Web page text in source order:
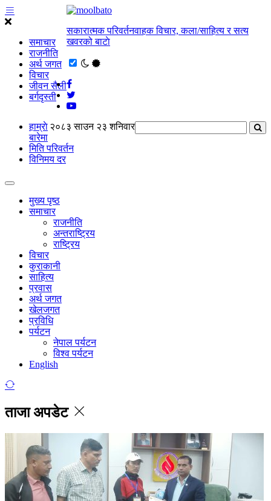
समाचार
राजनीति
अर्थ जगत
विचार
जीवन सैली
बर्गदृस्ती
सकारात्मक परिवर्तनवाहक विचार, कला/साहित्य र सत्य
खवरको बाटाे
२०८३ साउन २३ शनिवार
हाम्राे
बारेमा
मिति परिवर्तन
विनिमय दर
मुख्य पृष्ठ
समाचार
राजनीति
अन्तराष्ट्रिय
राष्ट्रिय
विचार
कुराकानी
साहित्य
प्रवास
अर्थ जगत
खेलजगत
प्रविधि
पर्यटन
नेपाल पर्यटन
विश्व पर्यटन
English
ताजा अपडेट